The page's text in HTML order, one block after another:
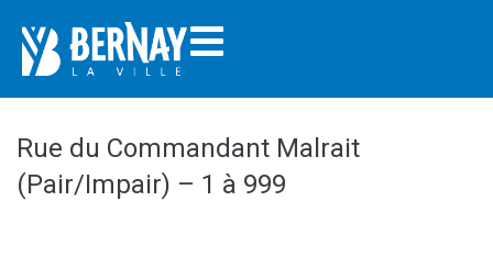
Rue du Commandant Malrait
(Pair/Impair) – 1 à 999